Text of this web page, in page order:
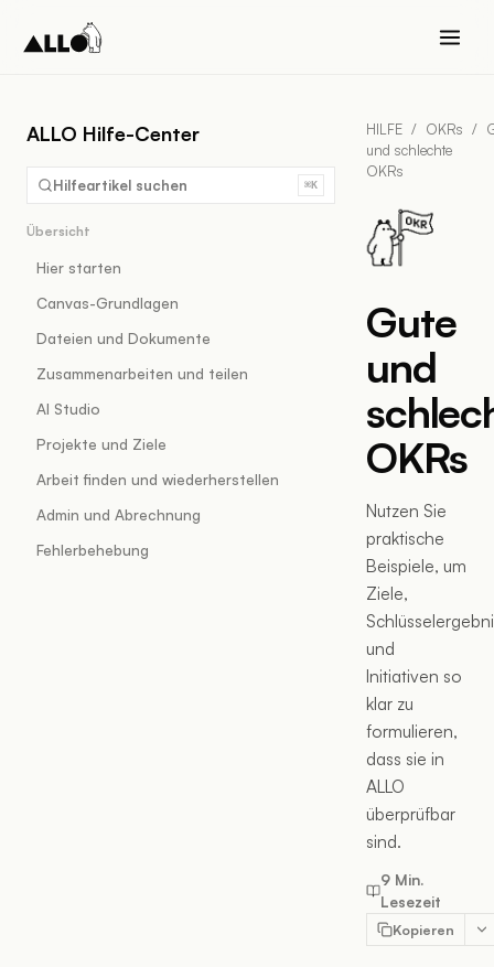
ALLO Hilfe-Center
Hilfeartikel suchen ⌘K
Übersicht
Hier starten
Canvas-Grundlagen
Dateien und Dokumente
Zusammenarbeiten und teilen
AI Studio
Projekte und Ziele
Arbeit finden und wiederherstellen
Admin und Abrechnung
Fehlerbehebung
HILFE / OKRs /
und schlechte
OKRs
Gute
und
OKRs
Nutzen Sie
praktische
Beispiele, um
Ziele,
und
Initiativen so
klar zu
formulieren,
dass sie in
ALLO
überprüfbar
sind.
9 Min.
Lesezeit
Kopieren